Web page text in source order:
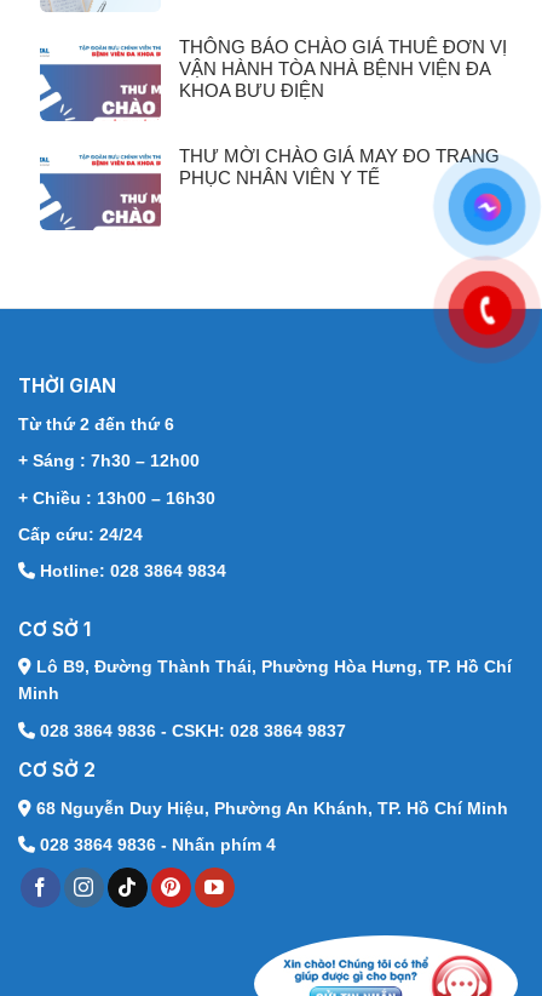
THÔNG BÁO CHÀO GIÁ THUÊ ĐƠN VỊ
VẬN HÀNH TÒA NHÀ BỆNH VIỆN ĐA
KHOA BƯU ĐIỆN
THƯ MỜI CHÀO GIÁ MAY ĐO TRANG
PHỤC NHÂN VIÊN Y TẾ
THỜI GIAN
Từ thứ 2 đến thứ 6
+ Sáng : 7h30 – 12h00
+ Chiều : 13h00 – 16h30
Cấp cứu: 24/24
Hotline: 028 3864 9834
CƠ SỞ 1
Lô B9, Đường Thành Thái, Phường Hòa Hưng, TP. Hồ Chí
Minh
028 3864 9836 - CSKH: 028 3864 9837
CƠ SỞ 2
68 Nguyễn Duy Hiệu, Phường An Khánh, TP. Hồ Chí Minh
028 3864 9836 - Nhấn phím 4